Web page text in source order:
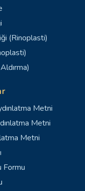
(Rinoplasti)
Metni
Metni
Metni
Formu